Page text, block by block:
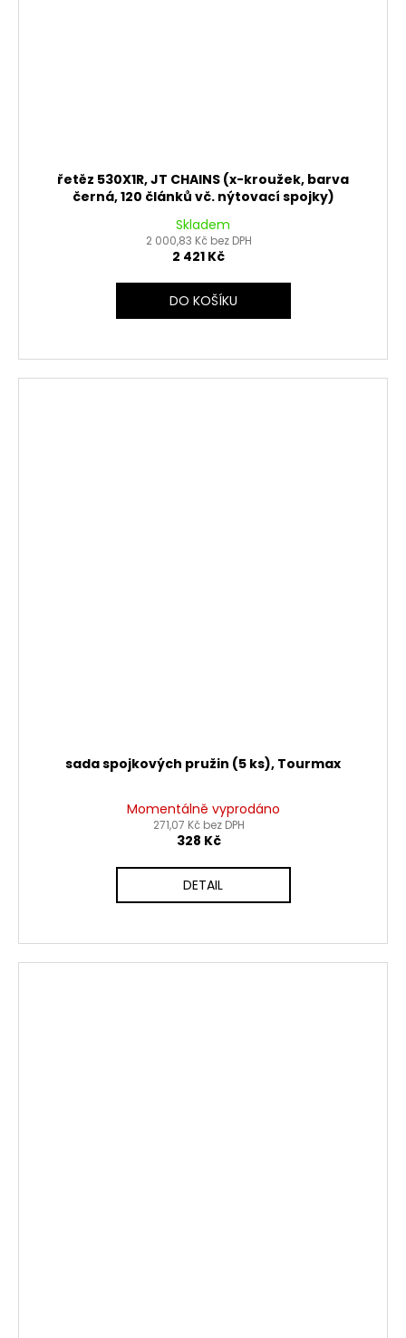
řetěz 530X1R, JT CHAINS (x-kroužek, barva
černá, 120 článků vč. nýtovací spojky)
Skladem
2 000,83 Kč bez DPH
2 421 Kč
DO KOŠÍKU
sada spojkových pružin (5 ks), Tourmax
Momentálně vyprodáno
271,07 Kč bez DPH
328 Kč
DETAIL